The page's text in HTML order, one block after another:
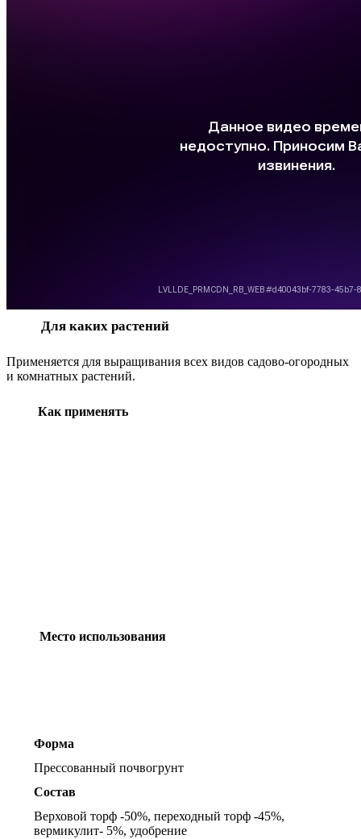
Для каких растений
Применяется для выращивания всех видов садово-огородных
и комнатных растений.
Как применять
Место использования
Форма
Прессованный почвогрунт
Состав
Верховой торф -50%, переходный торф -45%,
вермикулит- 5%, удобрение